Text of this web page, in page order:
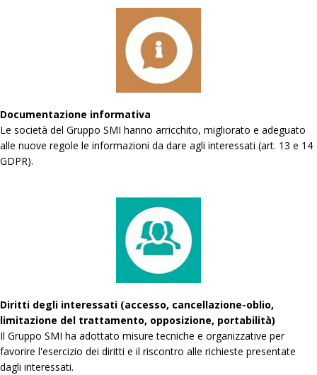
Documentazione informativa
Le società del Gruppo SMI hanno arricchito, migliorato e adeguato
alle nuove regole le informazioni da dare agli interessati (art. 13 e 14
GDPR).
Diritti degli interessati (accesso, cancellazione-oblio,
limitazione del trattamento, opposizione, portabilità)
Il Gruppo SMI ha adottato misure tecniche e organizzative per
favorire l'esercizio dei diritti e il riscontro alle richieste presentate
dagli interessati.